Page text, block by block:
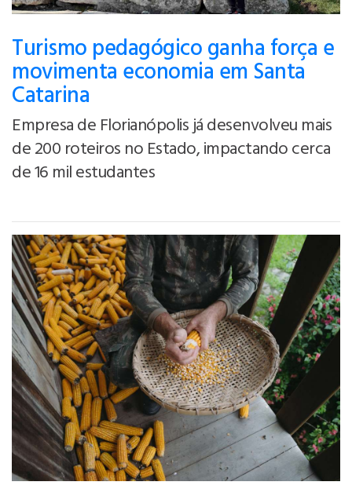
Turismo pedagógico ganha força e
movimenta economia em Santa
Catarina
Empresa de Florianópolis já desenvolveu mais
de 200 roteiros no Estado, impactando cerca
de 16 mil estudantes